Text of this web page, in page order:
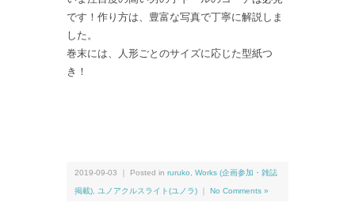
です！作り方は、 豊富な写真で丁寧に解説しま
した。
巻末には、
人形ごとのサイズに応じた型紙つ
き！
2019-09-03 ｜ Posted in ruruko Works (企画参加・雑誌
掲載) ユノアクルスライト(ユノラ) No Comments »